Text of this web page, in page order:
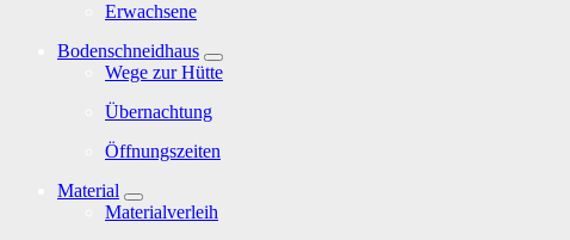
Erwachsene
Bodenschneidhaus
Wege zur Hütte
Übernachtung
Öffnungszeiten
Material
Materialverleih